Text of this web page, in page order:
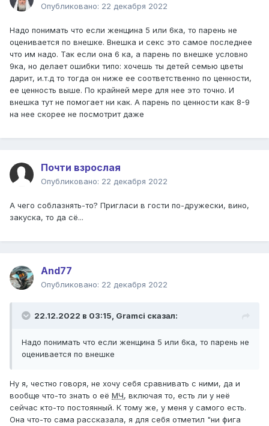
Опубликовано: 22 декабря 2022
Надо понимать что если женщина 5 или 6ка, то парень не
оценивается по внешке. Внешка и секс это самое последнее
что им надо. Так если она 6 ка, а парень по внешке условно
9ка, но делает ошибки типо: хочешь ты детей семью цветы
дарит, и.т.д то тогда он ниже ее соответственно по ценности,
ее ценность выше. По крайней мере для нее это точно. И
внешка тут не помогает ни как. А парень по ценности как 8-9
на нее скорее не посмотрит даже
Почти взрослая
Опубликовано: 22 декабря 2022
А чего соблазнять-то? Пригласи в гости по-дружески, вино,
закуска, то да сё...
And77
Опубликовано: 22 декабря 2022
22.12.2022 в 03:15, Gramci сказал:
Надо понимать что если женщина 5 или 6ка, то парень не
оценивается по внешке
Ну я, честно говоря, не хочу себя сравнивать с ними, да и
вообще что-то знать о её МЧ, включая то, есть ли у неё
сейчас кто-то постоянный. К тому же, у меня у самого есть.
Она что-то сама рассказала, я для себя отметил "ни фига